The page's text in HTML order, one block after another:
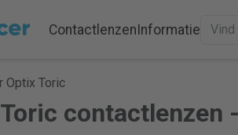
ContactlenzenInformatie
Optix Toric
contactlenzen